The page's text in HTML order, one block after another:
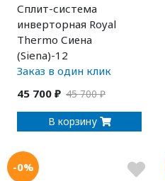
Сплит-система
инверторная Royal
Thermo Сиена
(Siena)-12
Заказ в один клик
45 700 ₽ 45 700 ₽
В корзину
-0%